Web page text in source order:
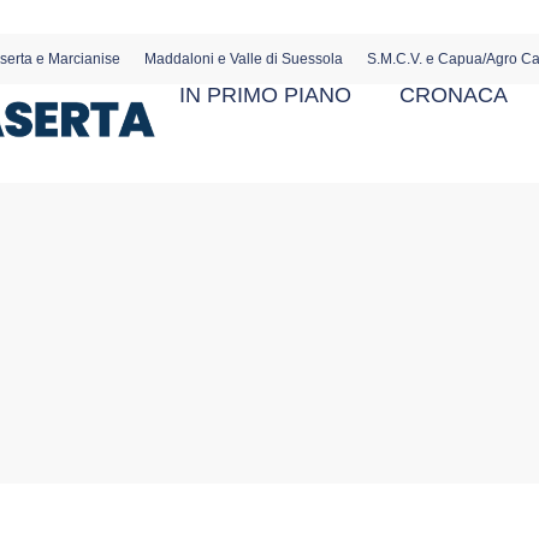
e Marcianise Maddaloni e Valle di Suessola S.M.C.V. e Capua/Agro
IN PRIMO PIANO CRONACA